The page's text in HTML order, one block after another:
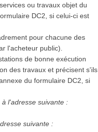
ou travaux objet du
DC2, si celui-ci est
pour chacune des
l'acheteur public).
de bonne exécution
des travaux et précisent s'ils
du formulaire DC2, si
à l'adresse suivante :
suivante :